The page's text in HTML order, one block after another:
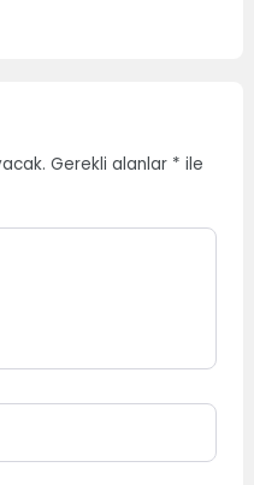
Gerekli alanlar * ile